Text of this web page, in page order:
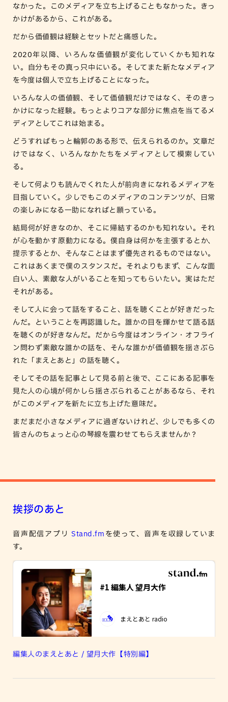
なかった。このメディアを立ち上げることもなかった。きっ
かけがあるから、これがある。
だから価値観は経験とセットだと痛感した。
2020年以降、いろんな価値観が変化していくかも知れな
い。自分もその真っ只中にいる。そしてまた新たなメディア
を今度は個人で立ち上げることになった。
いろんな人の価値観、そして価値観だけではなく、そのきっ
かけになった経験。もっとよりコアな部分に焦点を当てるメ
ディアとしてこれは始まる。
どうすればもっと輪郭のある形で、伝えられるのか。文章だ
けではなく、いろんなかたちをメディアとして模索してい
る。
そして何よりも読んでくれた人が前向きになれるメディアを
目指していく。少しでもこのメディアのコンテンツが、日常
の楽しみになる一助になればと願っている。
結局何が好きなのか、そこに帰結するのかも知れない。それ
が心を動かす原動力になる。僕自身は何かを主張するとか、
提示するとか、そんなことはまず優先されるものではない。
これはあくまで僕のスタンスだ。それよりもまず、こんな面
白い人、素敵な人がいることを知ってもらいたい。実はただ
それがある。
そして人に会って話をすること、話を聴くことが好きだった
んだ。ということを再認識した。誰かの目を輝かせて語る話
を聴くのが好きなんだ。だから今度はオンライン・オフライ
ン問わず素敵な誰かの話を、そんな誰かが価値観を揺さぶら
れた「まえとあと」の話を聴く。
そしてその話を記事として見る前と後で、ここにある記事を
見た人の心境が何かしら揺さぶられることがあるなら、それ
がこのメディアを新たに立ち上げた意味だ。
まだまだ小さなメディアに過ぎないけれど、少しでも多くの
皆さんのちょっと心の琴線を震わせてもらえませんか？
挨拶のあと
音声配信アプリStand.fmを使って、音声を収録していま
す。
編集人のまえとあと / 望月大作【特別編】